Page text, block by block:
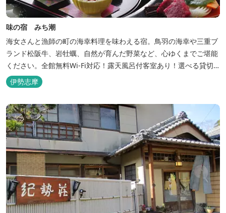
味の宿 みち潮
海女さんと漁師の町の海幸料理を味わえる宿。鳥羽の海幸や三重ブ
ランド松阪牛、岩牡蠣、自然が育んだ野菜など、心ゆくまでご堪能
ください。全館無料Wi-Fi対応！露天風呂付客室あり！選べる貸切
風呂も人気♪相差町内にはパワースポット石神さん（神明神社）あ
り！伊勢神宮・おかげ横丁まで最短40分！鳥羽十景にも選ばれた千
鳥ヶ浜は当館の目の前！宿を一歩出れば、満天の星空！周りに何も
ない場所だからこそ、星空がき...
伊勢志摩